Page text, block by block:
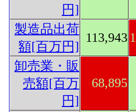
円]
製造品出荷
額[百万円]
113,943
卸売業・販
売額[百万
円]
68,895